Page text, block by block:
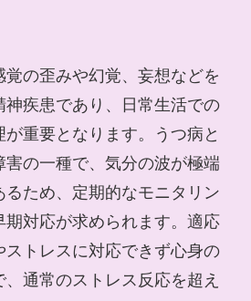
の歪みや幻覚、妄想などを
疾患であり、日常生活での
重要となります。うつ病と
の一種で、気分の波が極端
るため、定期的なモニタリン
期対応が求められます。適応
ストレスに対応できず心身の
通常のストレス反応を超え